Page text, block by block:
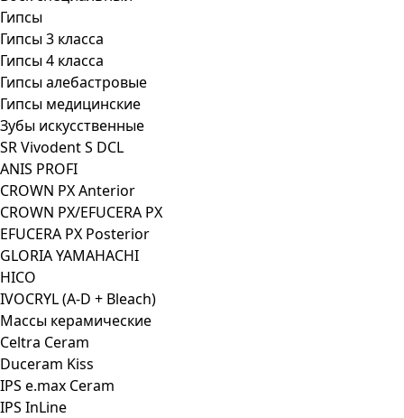
Гипсы
Гипсы 3 класса
Гипсы 4 класса
Гипсы алебастровые
Гипсы медицинские
Зубы искусственные
SR Vivodent S DCL
ANIS PROFI
CROWN PX Anterior
CROWN PX/EFUCERA PX
EFUCERA PX Posterior
GLORIA YAMAHACHI
HICO
IVOCRYL (A-D + Bleach)
Массы керамические
Celtra Ceram
Duceram Kiss
IPS e.max Ceram
IPS InLine